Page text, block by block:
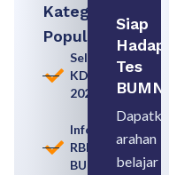
Kategori
Populer
Seleksi
KDKMP
2026
Informasi
RBB
BUMN
Siap
Hadapi
Tes
BUMN
Dapatkan
arahan
belajar